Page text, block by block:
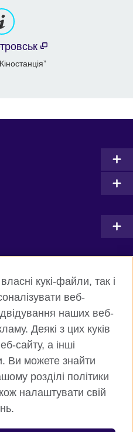
Twitter
Flickr
YouTube
кукі-файли, так і
веб-
наших веб-
Деякі з цих куків
сайту, а інші
Ви можете знайти
розділі політики
налаштувати свій